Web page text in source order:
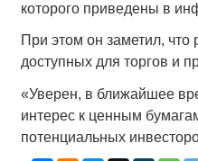
которого приведены в
При этом он заметил, что
доступных для торгов и
«Уверен, в ближайшее
интерес к ценным
потенциальных